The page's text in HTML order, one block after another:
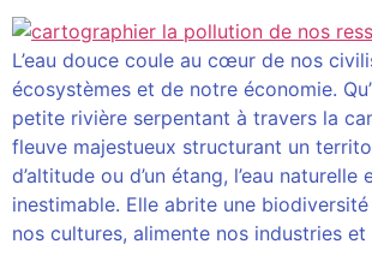
L’eau douce coule au cœur de nos
écosystèmes et de notre économie.
petite rivière serpentant à travers la
fleuve majestueux structurant un
d’altitude ou d’un étang, l’eau
inestimable. Elle abrite une
nos cultures, alimente nos industries